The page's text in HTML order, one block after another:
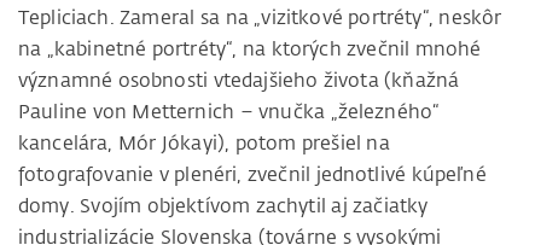
Tepliciach. Zameral sa na „vizitkové portréty“, neskôr
na „kabinetné portréty“, na ktorých zvečnil mnohé
významné osobnosti vtedajšieho života (kňažná
Pauline von Metternich – vnučka „železného“
kancelára, Mór Jókayi), potom prešiel na
fotografovanie v plenéri, zvečnil jednotlivé kúpeľné
domy. Svojím objektívom zachytil aj začiatky
industrializácie Slovenska (továrne s vysokými